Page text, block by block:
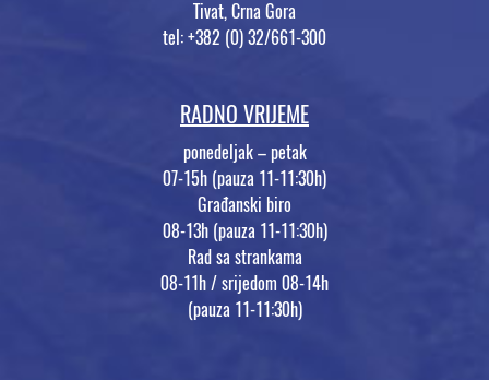
Tivat, Crna Gora
tel: +382 (0) 32/661-300
RADNO VRIJEME
ponedeljak – petak
07-15h (pauza 11-11:30h)
Građanski biro
08-13h (pauza 11-11:30h)
Rad sa strankama
08-11h / srijedom 08-14h
(pauza 11-11:30h)